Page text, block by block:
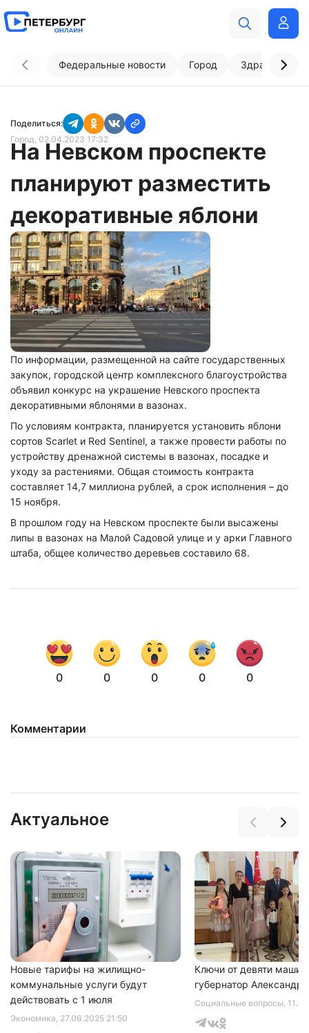
Федеральные новости Город
Поделиться:
Город, 02.04.2023 17:32
На Невском проспекте
планируют разместить
декоративные яблони
По информации, размещенной на сайте государственных
закупок, городской центр комплексного благоустройства
объявил конкурс на украшение Невского проспекта
декоративными яблонями в вазонах.
По условиям контракта, планируется установить яблони
сортов Scarlet и Red Sentinel, а также провести работы по
устройству дренажной системы в вазонах, посадке и
уходу за растениями. Общая стоимость контракта
составляет 14,7 миллиона рублей, а срок исполнения – до
15 ноября.
В прошлом году на Невском проспекте были высажены
липы в вазонах на Малой Садовой улице и у арки Главного
штаба, общее количество деревьев составило 68.
0 0 0 0 0
Комментарии
Актуальное
Экономика, 27.06.2025 21:50
Новые тарифы на жилищно-
коммунальные услуги будут
действовать с 1 июля
Социальные вопросы,
Ключи от девяти машин
губернатор Александр
Нажимая на кнопку "Отправить" вы
соглашаетесь с политикой конфиденциальности